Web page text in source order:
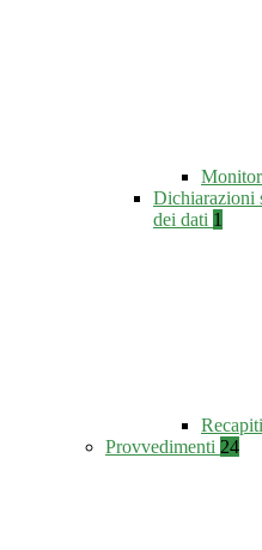
Dichiarazioni
dei dati 1
Provvedimenti 24